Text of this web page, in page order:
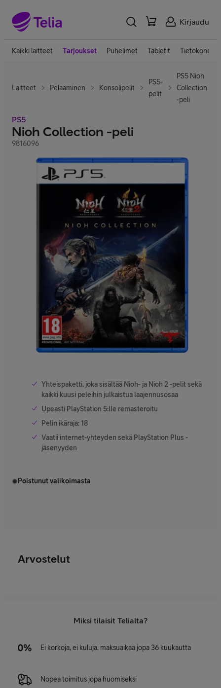
Kirjaudu
Kaikki laitteet Tarjoukset Puhelimet Tabletit Tietokoneet
Laitteet Pelaaminen Konsolipelit
PS5-
pelit
PS5 Nioh
Collection
-peli
PS5
Nioh Collection -peli
9816096
Yhteispaketti, joka sisältää Nioh- ja Nioh 2 -pelit sekä
kaikki kuusi peleihin julkaistua laajennusosaa
Upeasti PlayStation 5:lle remasteroitu
Pelin ikäraja: 18
Vaatii internet-yhteyden sekä PlayStation Plus -
jäsenyyden
Poistunut valikoimasta
Arvostelut
Miksi tilaisit Telialta?
Ei korkoja, ei kuluja, maksuaikaa jopa 36 kuukautta
Nopea toimitus jopa huomiseksi